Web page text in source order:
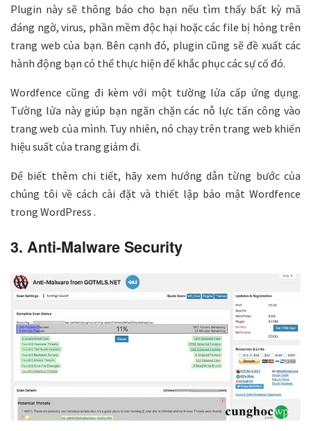
Plugin này sẽ thông báo cho bạn nếu tìm thấy bất kỳ mã
đáng ngờ, virus, phần mềm độc hại hoặc các file bị hỏng trên
trang web của bạn. Bên cạnh đó, plugin cũng sẽ đề xuất các
hành động bạn có thể thực hiện để khắc phục các sự cố đó.
Wordfence cũng đi kèm với một tường lửa cấp ứng dụng.
Tường lửa này giúp bạn ngăn chặn các nỗ lực tấn công vào
trang web của mình. Tuy nhiên, nó chạy trên trang web khiến
hiệu suất của trang giảm đi.
Để biết thêm chi tiết, hãy xem hướng dẫn từng bước của
chúng tôi về cách cài đặt và thiết lập bảo mật Wordfence
trong WordPress .
3. Anti-Malware Security